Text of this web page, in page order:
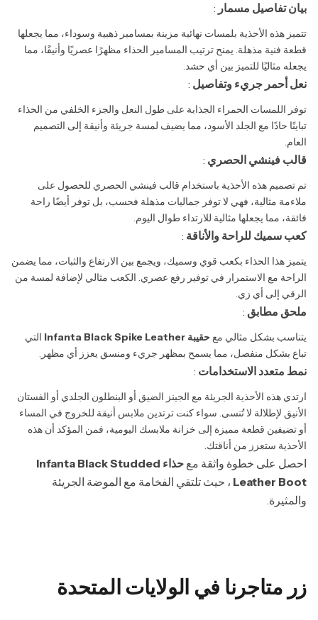
بيان تفاصيل مسمار :
تتميز هذه الأحذية بلمسات نهائية مزينة بمسامير ذهبية وسوداء، مما يجعلها
قطعة فنية مذهلة. يمنح ترتيب المسامير الحذاء مظهرًا عصريًا وأنيقًا، مما
يجعله مثاليًا للتميز بين أي حشد.
نعل أحمر جريء وتفاصيل :
توفر اللمسات الحمراء الجذابة على طول النعل والجزء الخلفي من الحذاء
تباينًا حادًا مع الجلد الأسود، مما يضيف لمسة جريئة وأنيقة إلى التصميم
العام.
قالب فينشي الحصري :
تم تصميم هذه الأحذية باستخدام قالب فينشي الحصري للحصول على
ملاءمة مثالية، فهي لا توفر جماليات مذهلة فحسب، بل توفر أيضًا راحة
فائقة، مما يجعلها مثالية للارتداء طوال اليوم.
كعب سميك للراحة والأناقة :
يتميز هذا الحذاء بكعب قوي وسميك، ويجمع بين الارتفاع والثبات، مما يضمن
الراحة مع الاستمرار في توفير رفع عصري. الكعب مثالي لإضافة لمسة من
الرقي إلى أي زي.
ملحق مطابق :
يتناسب بشكل مثالي معحقيبة Infanta Black Spike Leather
التي
تباع بشكل منفصل، مما يسمح بمظهر جريء ومنسق يعزز أي مظهر.
نمط متعدد الاستخدامات :
ارتدي هذه الأحذية الجريئة مع الجينز الضيق أو البنطلون الجلدي أو الفستان
الأنيق لإطلالة لا تُنسى. سواء كنت ترتدين ملابس أنيقة للخروج في المساء
أو تضيفين قطعة مميزة إلى خزانة ملابسك اليومية، فمن المؤكد أن هذه
الأحذية ستعزز من أناقتك.
احصل على خطوة واثقة مع
حذاء Infanta Black Studded
Leather Boot ، حيث تلتقي الفخامة مع الموضة الجريئة
والمثيرة.
زر متاجرنا في الولايات المتحدة